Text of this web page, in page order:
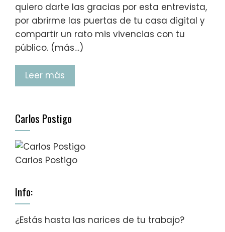
quiero darte las gracias por esta entrevista,
por abrirme las puertas de tu casa digital y
compartir un rato mis vivencias con tu
público. (más…)
Leer más
Carlos Postigo
Carlos Postigo
Info:
¿Estás hasta las narices de tu trabajo?